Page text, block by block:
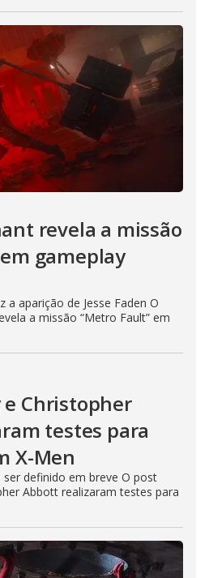
revela a missão
gameplay
aparição de Jesse Faden O
a missão “Metro Fault” em
Christopher
testes para
X-Men
definido em breve O post
Abbott realizaram testes para